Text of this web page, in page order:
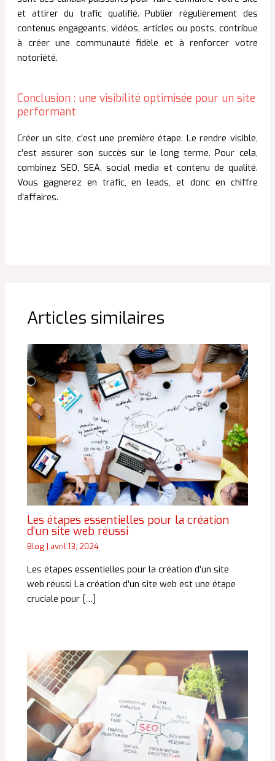
et attirer du trafic qualifié. Publier régulièrement des
contenus engageants, vidéos, articles ou posts, contribue
à créer une communauté fidèle et à renforcer votre
notoriété.
Conclusion : une visibilité optimisée pour un site
performant
Créer un site, c’est une première étape. Le rendre visible,
c’est assurer son succès sur le long terme. Pour cela,
combinez SEO, SEA, social media et contenu de qualité.
Vous gagnerez en trafic, en leads, et donc en chiffre
d’affaires.
Articles similaires
Les étapes essentielles pour la création
d’un site web réussi
Blog | avril 13, 2024
Les étapes essentielles pour la création d’un site
web réussi La création d’un site web est une étape
cruciale pour […]